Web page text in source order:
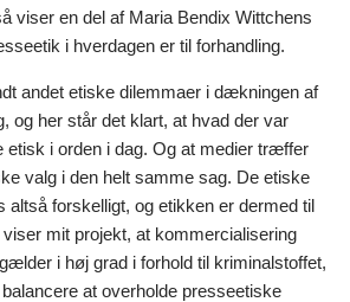
viser en del af Maria Bendix Wittchens
i hverdagen er til forhandling.
andet etiske dilemmaer i dækningen af
og her står det klart, at hvad der var
etisk i orden i dag. Og at medier træffer
valg i den helt samme sag. De etiske
altså forskelligt, og etikken er dermed til
mit projekt, at kommercialisering
i høj grad i forhold til kriminalstoffet,
at overholde presseetiske